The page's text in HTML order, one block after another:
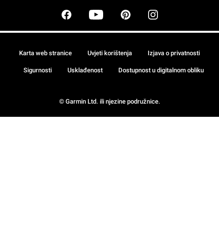
© Garmin Ltd. ili njezine podružnice.
Karta web stranice Uvjeti korištenja Izjava o privatnosti
Sigurnosti Usklađenost Dostupnost u digitalnom obliku